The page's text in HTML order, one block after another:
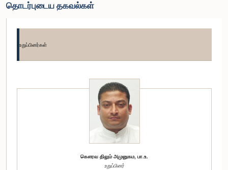
தொடர்புடைய தகவல்கள்
உறுப்பினர்கள்
கௌரவ திலும் அமுனுகம, பா.உ.
உறுப்பினர்